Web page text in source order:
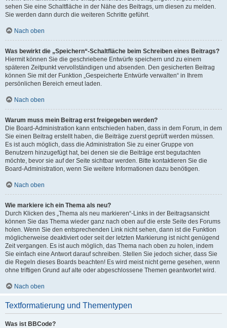
sehen Sie eine Schaltfläche in der Nähe des Beitrags, um diesen zu melden.
Sie werden dann durch die weiteren Schritte geführt.
Nach oben
Was bewirkt die „Speichern“-Schaltfläche beim Schreiben eines Beitrags?
Hiermit können Sie die geschriebene Entwürfe speichern und zu einem
späteren Zeitpunkt vervollständigen und absenden. Den gesicherten Beitrag
können Sie mit der Funktion „Gespeicherte Entwürfe verwalten“ in Ihrem
persönlichen Bereich erneut laden.
Nach oben
Warum muss mein Beitrag erst freigegeben werden?
Die Board-Administration kann entschieden haben, dass in dem Forum, in dem
Sie einen Beitrag erstellt haben, die Beiträge zuerst geprüft werden müssen.
Es ist auch möglich, dass die Administration Sie zu einer Gruppe von
Benutzern hinzugefügt hat, bei denen sie die Beiträge erst begutachten
möchte, bevor sie auf der Seite sichtbar werden. Bitte kontaktieren Sie die
Board-Administration, wenn Sie weitere Informationen dazu benötigen.
Nach oben
Wie markiere ich ein Thema als neu?
Durch Klicken des „Thema als neu markieren“-Links in der Beitragsansicht
können Sie das Thema wieder ganz nach oben auf die erste Seite des Forums
holen. Wenn Sie den entsprechenden Link nicht sehen, dann ist die Funktion
möglicherweise deaktiviert oder seit der letzten Markierung ist nicht genügend
Zeit vergangen. Es ist auch möglich, das Thema nach oben zu holen, indem
Sie einfach eine Antwort darauf schreiben. Stellen Sie jedoch sicher, dass Sie
die Regeln dieses Boards beachten! Es wird meist nicht gerne gesehen, wenn
ohne triftigen Grund auf alte oder abgeschlossene Themen geantwortet wird.
Nach oben
Textformatierung und Thementypen
Was ist BBCode?